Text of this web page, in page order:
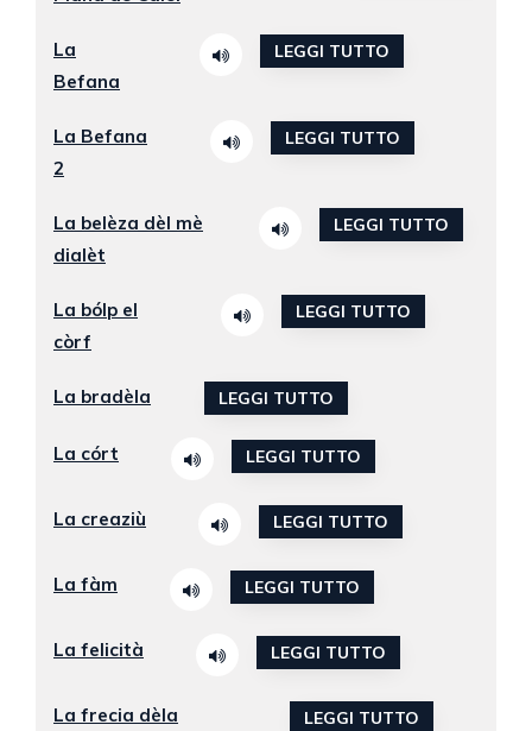
La
Befana
LEGGI TUTTO
La Befana
2
LEGGI TUTTO
La belèza dèl mè
dialèt
LEGGI TUTTO
La bólp el
còrf
LEGGI TUTTO
La bradèla LEGGI TUTTO
La córt LEGGI TUTTO
La creaziù LEGGI TUTTO
La fàm LEGGI TUTTO
La felicità LEGGI TUTTO
La frecia dèla
LEGGI TUTTO